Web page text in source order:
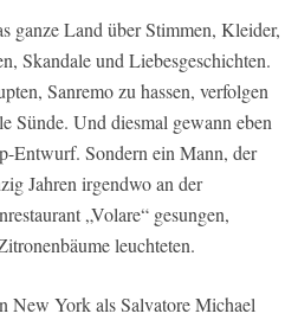
ganze Land über Stimmen, Kleider,
Skandale und Liebesgeschichten.
Sanremo zu hassen, verfolgen
Sünde. Und diesmal gewann eben
Entwurf. Sondern ein Mann, der
Jahren irgendwo an der
„Volare“ gesungen,
leuchteten.
New York als Salvatore Michael